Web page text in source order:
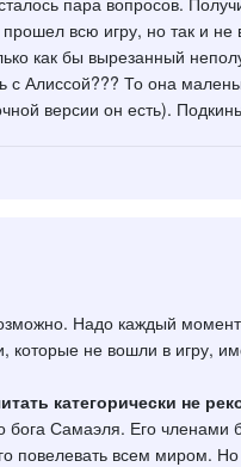
всю игру, но так и не
как бы вырезанный
Алиссой??? То она
версии он есть).
Надо каждый
которые не вошли в игру,
категорически не
бога Самаэля. Его
всем миром. Но